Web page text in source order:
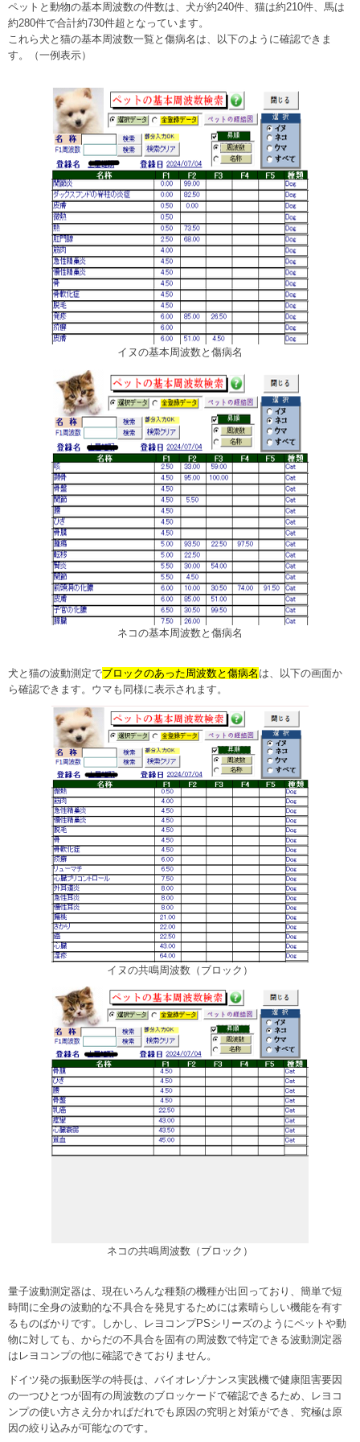
ペットと動物の基本周波数の件数は、犬が約240件、猫は約210件、馬は
約280件で合計約730件超となっています。
これら犬と猫の基本周波数一覧と傷病名は、以下のように確認できま
す。（一例表示）
イヌの基本周波数と傷病名
ネコの基本周波数と傷病名
犬と猫の波動測定でブロックのあった周波数と傷病名 は、以下の画面か
ら確認できます。ウマも同様に表示されます。
イヌの共鳴周波数（ブロック）
ネコの共鳴周波数（ブロック）
量子波動測定器は、現在いろんな種類の機種が出回っており、簡単で短
時間に全身の波動的な不具合を発見するためには素晴らしい機能を有す
るものばかりです。しかし、レヨコンプPSシリーズのようにペットや動
物に対しても、からだの不具合を固有の周波数で特定できる波動測定器
はレヨコンプの他に確認できておりません。
ドイツ発の振動医学の特長は、バイオレゾナンス実践機で健康阻害要因
の一つひとつが固有の周波数のブロッケードで確認できるため、レヨコ
ンプの使い方さえ分かればだれでも原因の究明と対策ができ、究極は原
因の絞り込みが可能なのです。